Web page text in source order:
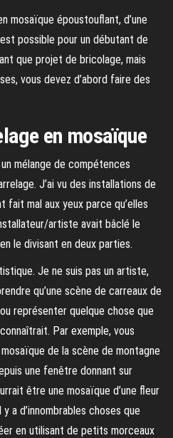
mosaïque époustouflant, d’une
possible pour un débutant de
que projet de bricolage, mais
vous devez d’abord faire des
en mosaïque
mélange de compétences
J’ai vu des installations de
fait mal aux yeux parce qu’elles
artiste avait bâclé le
le divisant en deux parties.
Je ne suis pas un artiste,
qu’une scène de carreaux de
représenter quelque chose que
Par exemple, vous
de la scène de montagne
une fenêtre donnant sur
être une mosaïque d’une fleur
a d’innombrables choses que
en utilisant de petits morceaux